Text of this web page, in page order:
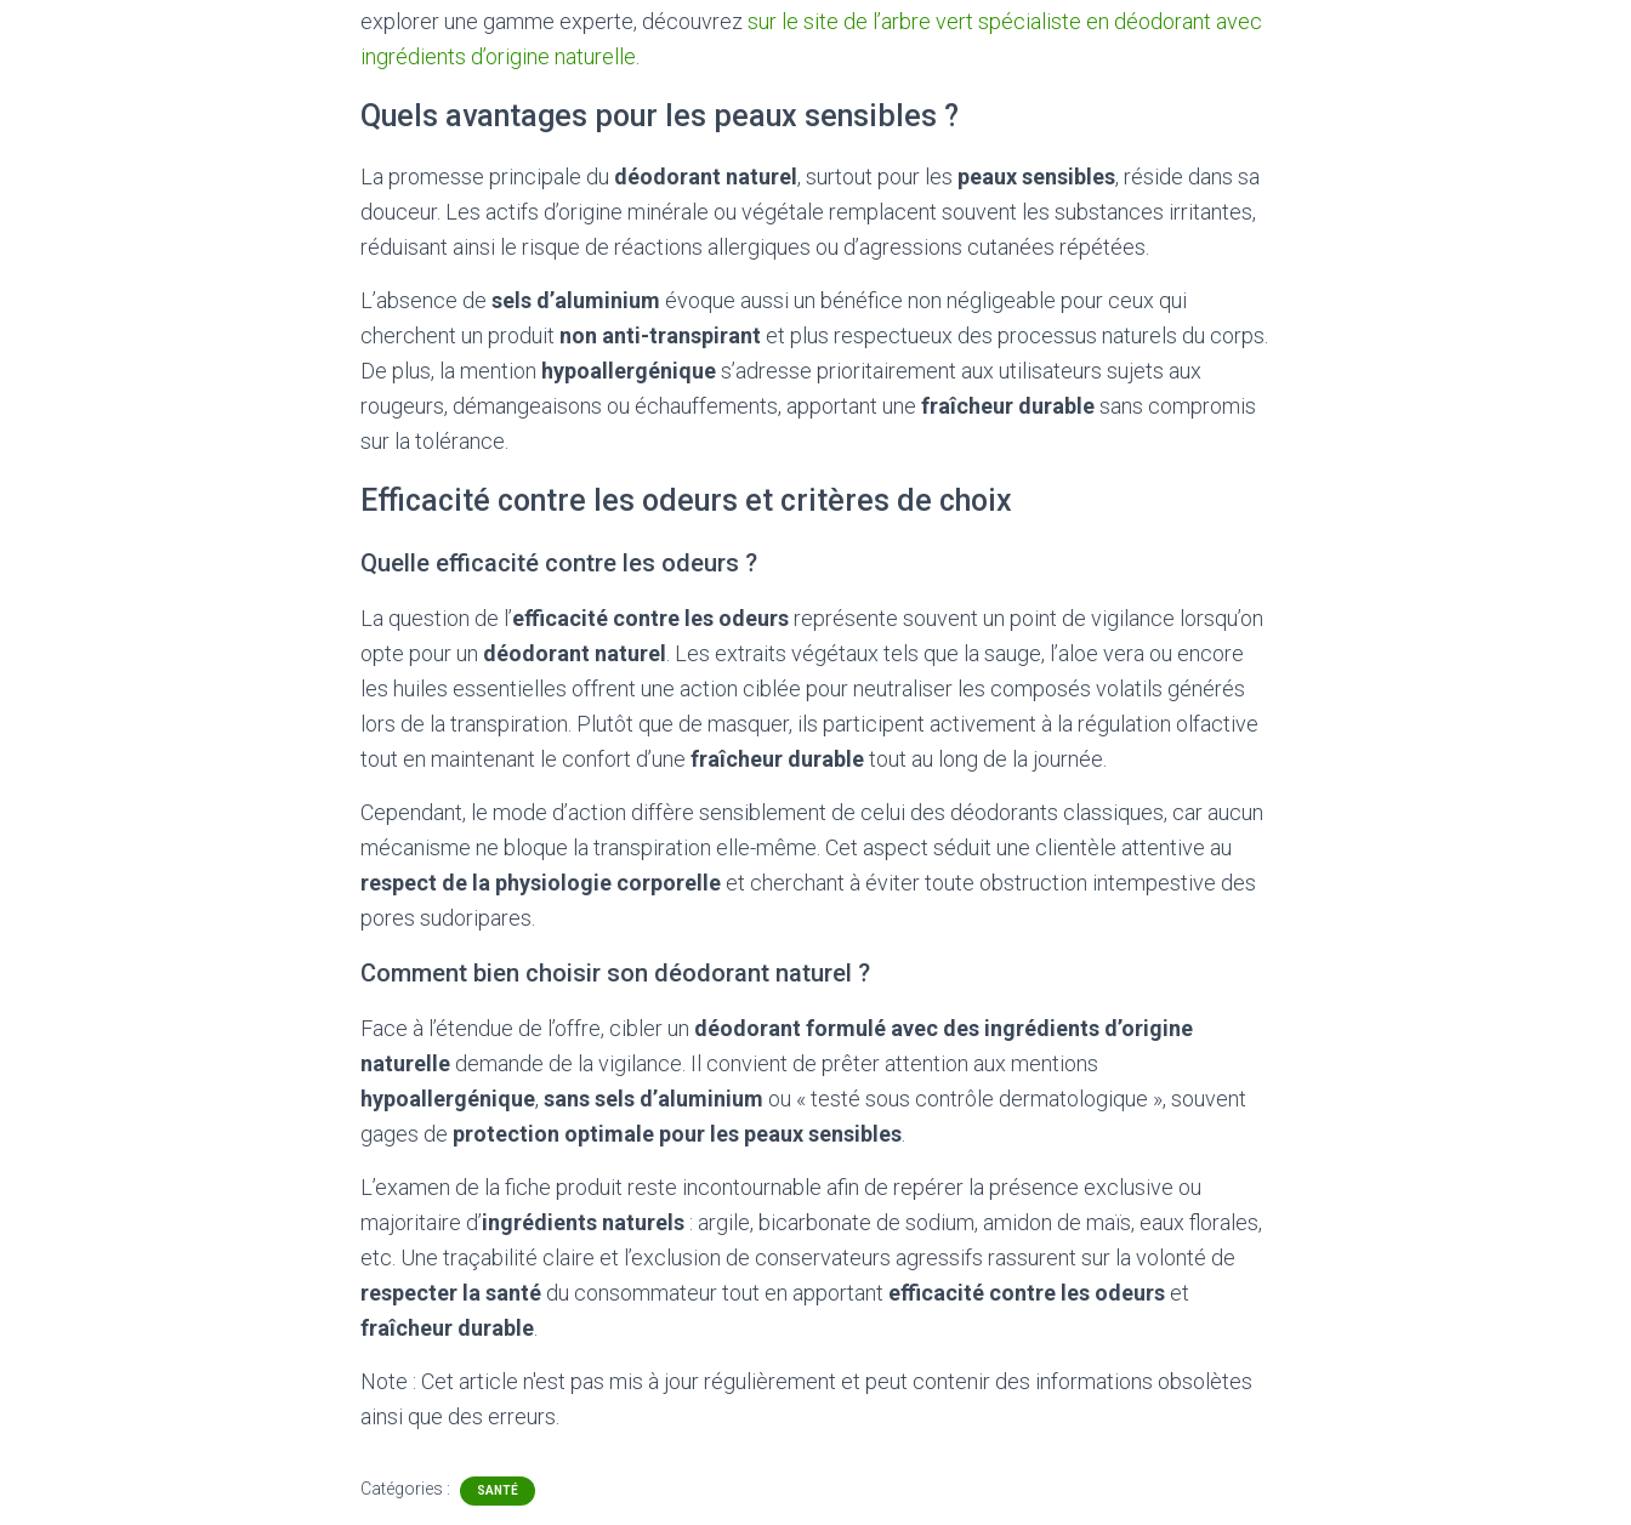
explorer une gamme experte, découvrez sur le site de l’arbre vert spécialiste en déodorant avec
ingrédients d’origine naturelle
Quels avantages pour les peaux sensibles ?
La promesse principale du déodorant naturel , surtout pour les peaux sensibles, réside dans sa
douceur. Les actifs d’origine minérale ou végétale remplacent souvent les substances irritantes,
réduisant ainsi le risque de réactions allergiques ou d’agressions cutanées répétées.
L’absence de sels d’aluminium évoque aussi un bénéfice non négligeable pour ceux qui
cherchent un produit non anti-transpirant et plus respectueux des processus naturels du corps.
De plus, la mention hypoallergéniques’adresse prioritairement aux utilisateurs sujets aux
rougeurs, démangeaisons ou échauffements, apportant une fraîcheur durablesans compromis
sur la tolérance.
Efficacité contre les odeurs et critères de choix
Quelle efficacité contre les odeurs ?
La question de l’efficacité contre les odeurs représente souvent un point de vigilance lorsqu’on
opte pour un déodorant naturel
. Les extraits végétaux tels que la sauge, l’aloe vera ou encore
les huiles essentielles offrent une action ciblée pour neutraliser les composés volatils générés
lors de la transpiration. Plutôt que de masquer, ils participent activement à la régulation olfactive
tout en maintenant le confort d’une fraîcheur durabletout au long de la journée.
Cependant, le mode d’action diffère sensiblement de celui des déodorants classiques, car aucun
mécanisme ne bloque la transpiration elle-même. Cet aspect séduit une clientèle attentive au
respect de la physiologie corporelle et cherchant à éviter toute obstruction intempestive des
pores sudoripares.
Comment bien choisir son déodorant naturel ?
Face à l’étendue de l’offre, cibler un déodorant formulé avec des ingrédients d’origine
naturelle demande de la vigilance. Il convient de prêter attention aux mentions
hypoallergénique, sans sels d’aluminium ou « testé sous contrôle dermatologique », souvent
gages de protection optimale pour les peaux sensibles
L’examen de la fiche produit reste incontournable afin de repérer la présence exclusive ou
majoritaire d’ingrédients naturels : argile, bicarbonate de sodium, amidon de maïs, eaux florales,
etc. Une traçabilité claire et l’exclusion de conservateurs agressifs rassurent sur la volonté de
respecter la santé du consommateur tout en apportant efficacité contre les odeurs et
fraîcheur durable
Note : Cet article n'est pas mis à jour régulièrement et peut contenir des informations obsolètes
ainsi que des erreurs.
Catégories : SANTÉ